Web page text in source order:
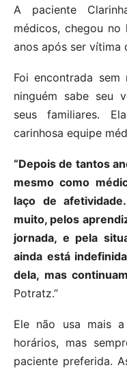
A paciente
médicos, chegou
anos após ser vítima
Foi encontrada
ninguém sabe seu
seus familiares.
carinhosa equipe
“Depois de tantos
mesmo como
laço de
muito, pelos
jornada, e pela
ainda está
dela, mas
Potratz.”
Ele não usa mais
horários, mas
paciente preferida.